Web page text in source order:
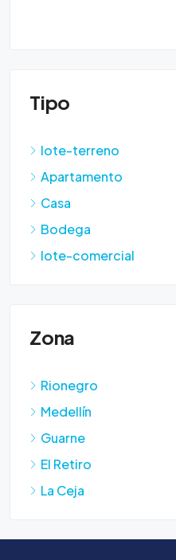
Tipo
lote-terreno
Apartamento
Casa
Bodega
lote-comercial
Zona
Rionegro
Medellín
Guarne
El Retiro
La Ceja